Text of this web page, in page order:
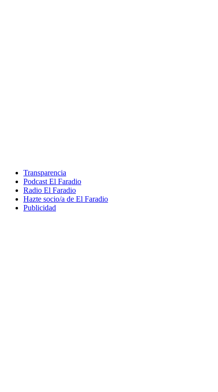
Transparencia
Podcast El Faradio
Radio El Faradio
Hazte socio/a de El Faradio
Publicidad